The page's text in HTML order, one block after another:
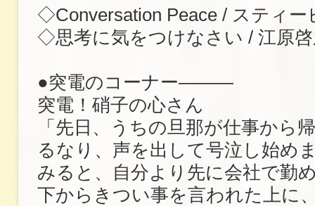
◇Conversation Peace / スティー
◇思考に気をつけなさい / 江原
●突電のコーナー―――
突電！硝子の心さん
「先日、うちの旦那が仕事から
るなり、声を出して号泣し始め
みると、自分より先に会社で勤
下からきつい事を言われた上に